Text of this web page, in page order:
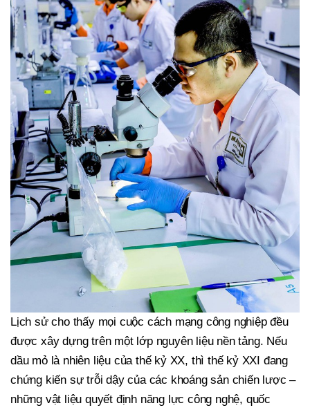
Lịch sử cho thấy mọi cuộc cách mạng công nghiệp đều
được xây dựng trên một lớp nguyên liệu nền tảng. Nếu
dầu mỏ là nhiên liệu của thế kỷ XX, thì thế kỷ XXI đang
chứng kiến sự trỗi dậy của các khoáng sản chiến lược –
những vật liệu quyết định năng lực công nghệ, quốc